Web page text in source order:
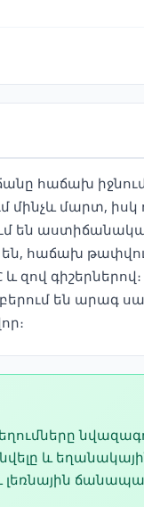
հաճախ իջնում
մինչև մարտ, իսկ
են
են, հաճախ
զով գիշերներով։
են արագ
և